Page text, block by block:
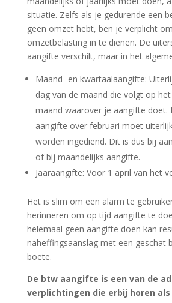
situatie. Zelfs als je gedurende een
geen omzet hebt, ben je verplicht
omzetbelasting in te dienen. De
aangifte verschilt, maar in het
Maand- en kwartaalaangifte:
dag van de maand die volgt op
maand waarover je aangifte doet.
aangifte over februari moet
worden ingediend. Dit is dus bij
of bij maandelijks aangifte.
Jaaraangifte: Voor 1 april van het
Het is slim om een alarm te
herinneren om op tijd aangifte te
helemaal geen aangifte doen kan
naheffingsaanslag met een geschat
boete.
De btw aangifte is een van de
verplichtingen die erbij horen